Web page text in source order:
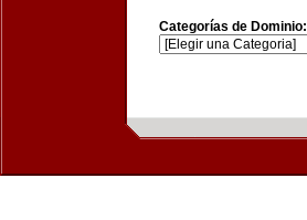
Categorías de Dominio: